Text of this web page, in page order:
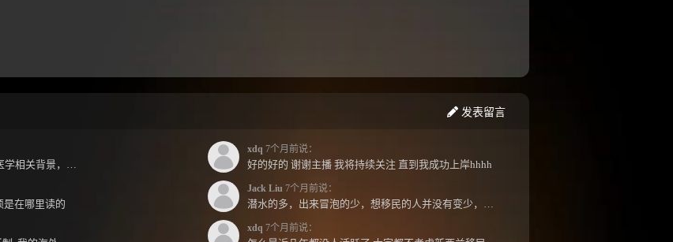
发表留言
是在哪里读的
xdq 7个月前说：
好的好的 谢谢主播 我将持续关注 直到我成功上岸hhhh
Jack Liu 7个月前说：
xdq 7个月前说：